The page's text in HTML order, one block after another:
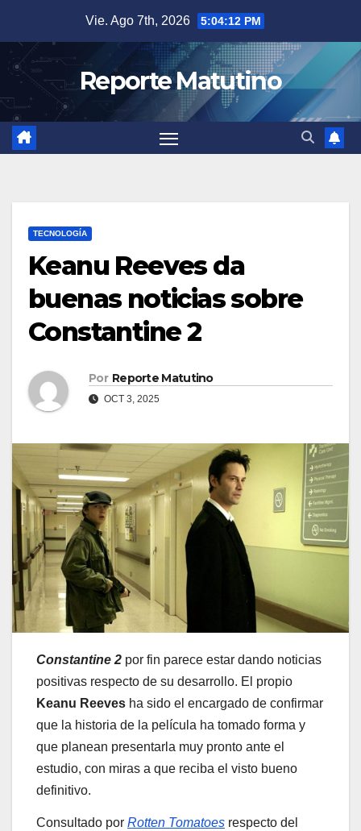
contenido
Vie. Ago 7th, 2026 5:04:13 PM
Reporte Matutino
TECNOLOGÍA
Keanu Reeves da
buenas noticias sobre
Constantine 2
Por Reporte Matutino
OCT 3, 2025
Constantine 2 por fin parece estar dando noticias
positivas respecto de su desarrollo. El propio
Keanu Reeves ha sido el encargado de confirmar
que la historia de la película ha tomado forma y
que planean presentarla muy pronto ante el
estudio, con miras a que reciba el visto bueno
definitivo.
Consultado por Rotten Tomatoes respecto del